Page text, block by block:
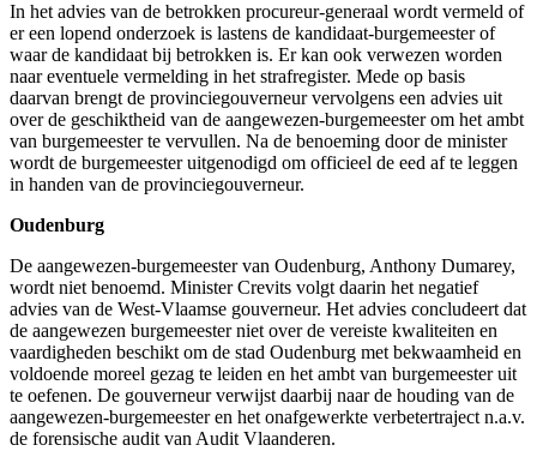
In het advies van de betrokken procureur-generaal wordt vermeld of
er een lopend onderzoek is lastens de kandidaat-burgemeester of
waar de kandidaat bij betrokken is. Er kan ook verwezen worden
naar eventuele vermelding in het strafregister. Mede op basis
daarvan brengt de provinciegouverneur vervolgens een advies uit
over de geschiktheid van de aangewezen-burgemeester om het ambt
van burgemeester te vervullen. Na de benoeming door de minister
wordt de burgemeester uitgenodigd om officieel de eed af te leggen
in handen van de provinciegouverneur.
Oudenburg
De aangewezen-burgemeester van Oudenburg, Anthony Dumarey,
wordt niet benoemd. Minister Crevits volgt daarin het negatief
advies van de West-Vlaamse gouverneur. Het advies concludeert dat
de aangewezen burgemeester niet over de vereiste kwaliteiten en
vaardigheden beschikt om de stad Oudenburg met bekwaamheid en
voldoende moreel gezag te leiden en het ambt van burgemeester uit
te oefenen. De gouverneur verwijst daarbij naar de houding van de
aangewezen-burgemeester en het onafgewerkte verbetertraject n.a.v.
de forensische audit van Audit Vlaanderen.